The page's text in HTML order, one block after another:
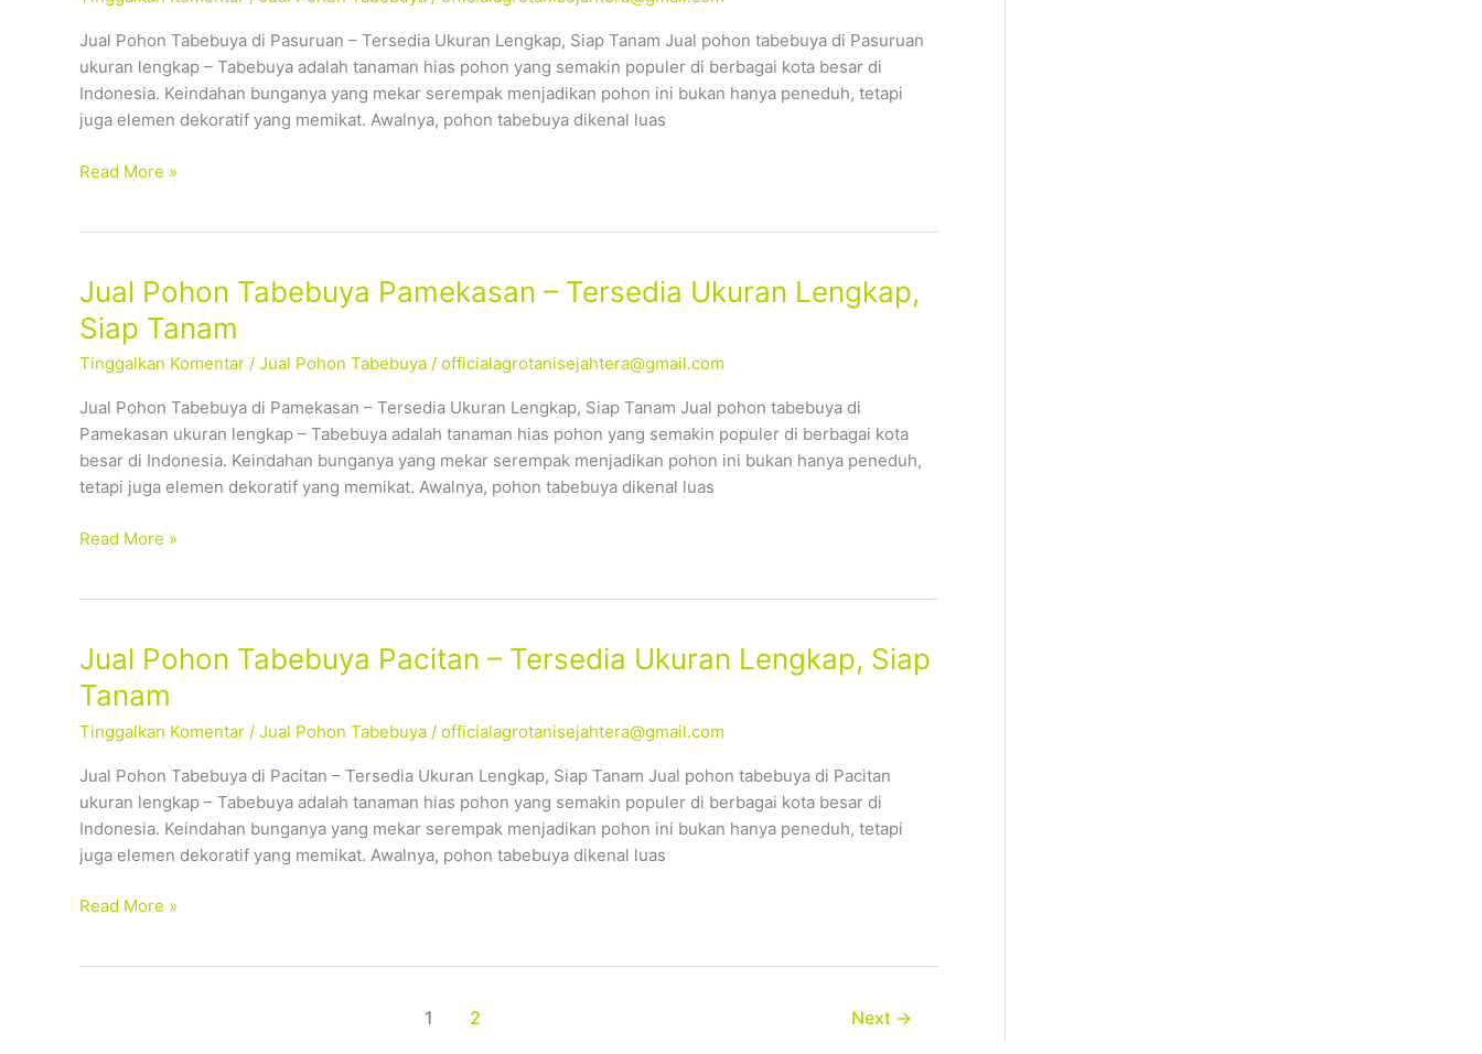
Jual Pohon Tabebuya di Pasuruan – Tersedia Ukuran Lengkap, Siap Tanam Jual pohon tabebuya di Pasuruan
ukuran lengkap – Tabebuya adalah tanaman hias pohon yang semakin populer di berbagai kota besar di
Indonesia. Keindahan bunganya yang mekar serempak menjadikan pohon ini bukan hanya peneduh, tetapi
juga elemen dekoratif yang memikat. Awalnya, pohon tabebuya dikenal luas
Tersedia
Ukuran
Lengkap,
Siap
Read More »
Jual Pohon Tabebuya Pamekasan – Tersedia Ukuran Lengkap,
Siap Tanam
Tinggalkan Komentar / Jual Pohon Tabebuya / officialagrotanisejahtera@gmail.com
Jual Pohon Tabebuya di Pamekasan – Tersedia Ukuran Lengkap, Siap Tanam Jual pohon tabebuya di
Pamekasan ukuran lengkap – Tabebuya adalah tanaman hias pohon yang semakin populer di berbagai kota
besar di Indonesia. Keindahan bunganya yang mekar serempak menjadikan pohon ini bukan hanya peneduh,
tetapi juga elemen dekoratif yang memikat. Awalnya, pohon tabebuya dikenal luas
Jual
Pohon
Tabebuya
Pamekasan
Tersedia
Ukuran
Lengkap,
Siap
Read More »
Jual Pohon Tabebuya Pacitan – Tersedia Ukuran Lengkap, Siap
Tanam
Tinggalkan Komentar / Jual Pohon Tabebuya / officialagrotanisejahtera@gmail.com
Jual Pohon Tabebuya di Pacitan – Tersedia Ukuran Lengkap, Siap Tanam Jual pohon tabebuya di Pacitan
ukuran lengkap – Tabebuya adalah tanaman hias pohon yang semakin populer di berbagai kota besar di
Indonesia. Keindahan bunganya yang mekar serempak menjadikan pohon ini bukan hanya peneduh, tetapi
juga elemen dekoratif yang memikat. Awalnya, pohon tabebuya dikenal luas
Jual
Tabebuya
Pacitan
Tersedia
Ukuran
Lengkap,
Siap
Read More »
1 2 Next →